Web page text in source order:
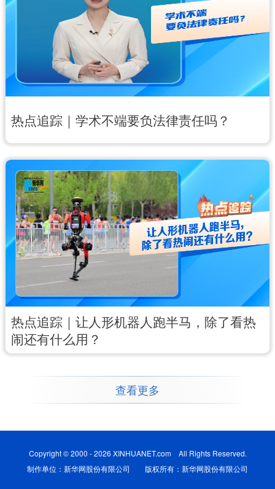
热点追踪｜学术不端要负法律责任吗？
热点追踪｜让人形机器人跑半马，除了看热
闹还有什么用？
查看更多
Copyright © 2000 - 2026 XINHUANET.com All Rights Reserved.
制作单位：新华网股份有限公司 版权所有：新华网股份有限公司